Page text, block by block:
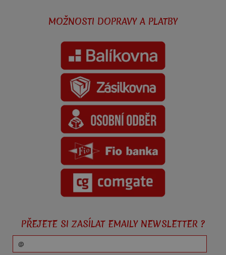
MOŽNOSTI DOPRAVY A PLATBY
PŘEJETE SI ZASÍLAT EMAILY NEWSLETTER ?